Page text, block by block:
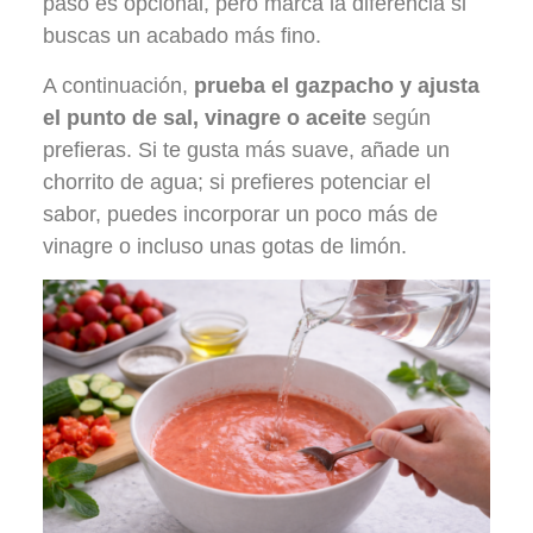
buscas un acabado más fino.
A continuación, prueba el gazpacho y ajusta
el punto de sal, vinagre o aceitesegún
prefieras. Si te gusta más suave, añade un
chorrito de agua; si prefieres potenciar el
sabor, puedes incorporar un poco más de
vinagre o incluso unas gotas de limón.